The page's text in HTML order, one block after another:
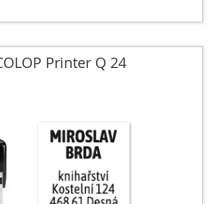
Printer Q 24